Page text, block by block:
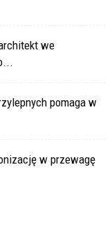
we
pomaga w
w przewagę